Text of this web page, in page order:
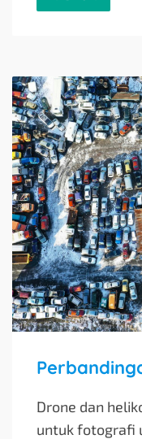
Drone dan
untuk fotografi